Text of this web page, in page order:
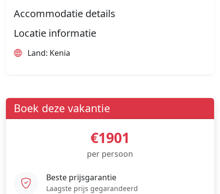
Accommodatie details
Locatie informatie
Land: Kenia
Boek deze vakantie
€1901
per persoon
Beste prijsgarantie
Laagste prijs gegarandeerd